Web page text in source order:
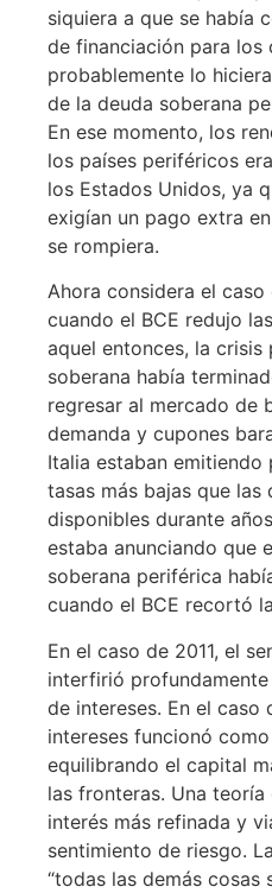
siquiera a que se había
de financiación para los
probablemente lo
de la deuda soberana
En ese momento, los
los países periféricos
los Estados Unidos, ya
exigían un pago extra
se rompiera.
Ahora considera el caso
cuando el BCE redujo
aquel entonces, la
soberana había
regresar al mercado de
demanda y cupones
Italia estaban emitiendo
tasas más bajas que las
disponibles durante
estaba anunciando que
soberana periférica
cuando el BCE recortó
En el caso de 2011, el
interfirió
de intereses. En el caso
intereses funcionó
equilibrando el capital
las fronteras. Una
interés más refinada y
sentimiento de riesgo.
“todas las demás cosas